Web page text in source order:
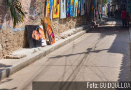
Foto:GUIDOULLOA
Previous